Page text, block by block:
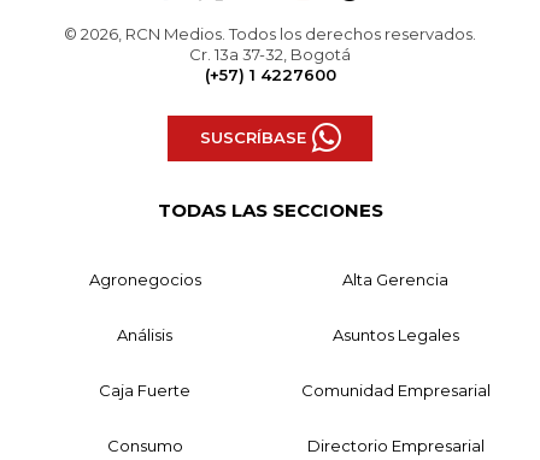
© 2026, RCN Medios. Todos los derechos reservados.
Cr. 13a 37-32, Bogotá
(+57) 1 4227600
SUSCRÍBASE
TODAS LAS SECCIONES
Agronegocios Alta Gerencia
Análisis Asuntos Legales
Caja Fuerte Comunidad Empresarial
Consumo Directorio Empresarial